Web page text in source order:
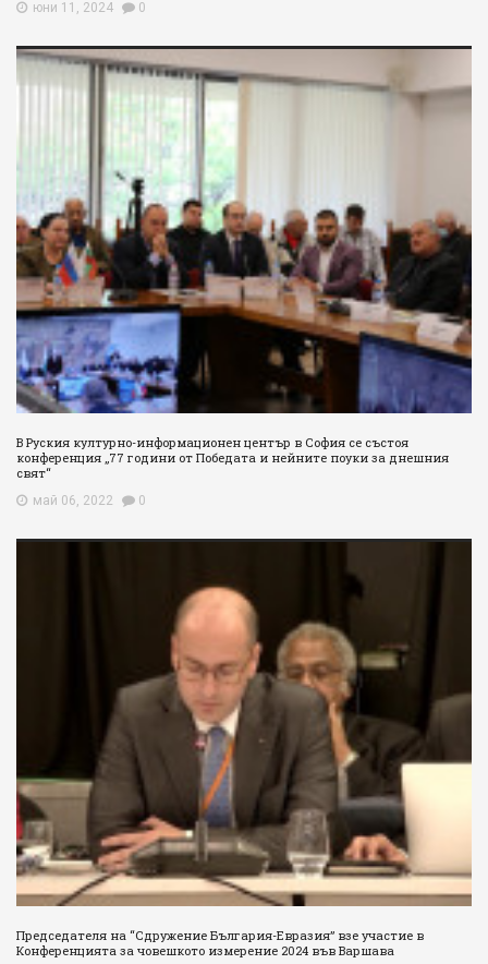
юни 11, 2024 0
В Руския културно-информационен център в София се състоя
конференция „77 години от Победата и нейните поуки за днешния
свят“
май 06, 2022 0
Председателя на “Сдружение България-Евразия” взе участие в
Конференцията за човешкото измерение 2024 във Варшава
Register
Remember Me Log In
Reset password
Username or E-mail:
Log In